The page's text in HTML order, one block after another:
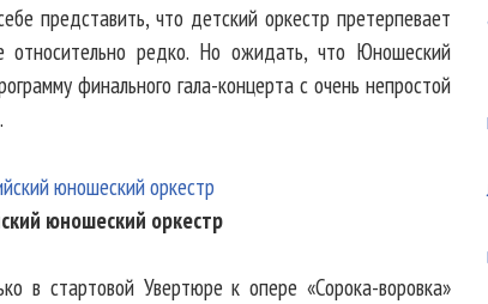
представить, что детский оркестр претерпевает
относительно редко. Но ожидать, что Юношеский
финального гала-концерта с очень непростой
юношеский оркестр
в стартовой Увертюре к опере «Сорока-воровка»